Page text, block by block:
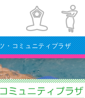
・コミュニティプラザ